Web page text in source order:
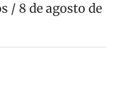
/ 8 de agosto de